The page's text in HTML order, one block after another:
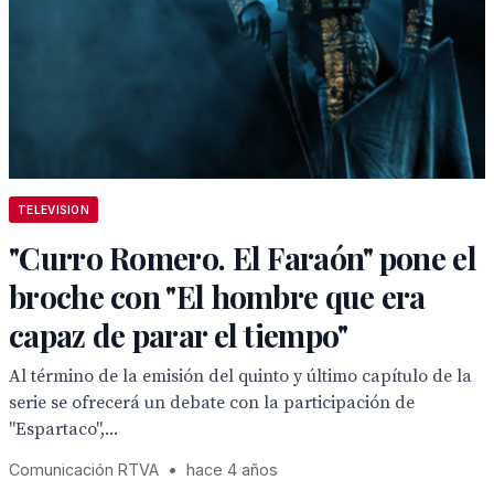
TELEVISION
"Curro Romero. El Faraón" pone el
broche con "El hombre que era
capaz de parar el tiempo"
Al término de la emisión del quinto y último capítulo de la
serie se ofrecerá un debate con la participación de
"Espartaco",...
Comunicación RTVA • hace 4 años